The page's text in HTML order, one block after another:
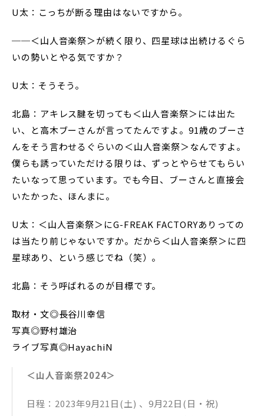
U太：こっちが断る理由はないですから。
──＜山人音楽祭＞が続く限り、四星球は出続けるぐら
いの勢いとやる気ですか？
U太：そうそう。
北島：アキレス腱を切っても＜山人音楽祭＞には出た
い、と高木ブーさんが言ってたんですよ。91歳のブーさ
んをそう言わせるぐらいの＜山人音楽祭＞なんですよ。
僕らも誘っていただける限りは、ずっとやらせてもらい
たいなって思っています。でも今日、ブーさんと直接会
いたかった、ほんまに。
U太：＜山人音楽祭＞にG-FREAK FACTORYありっての
は当たり前じゃないですか。だから＜山人音楽祭＞に四
星球あり、という感じでね（笑）。
北島：そう呼ばれるのが目標です。
取材・文◎長谷川幸信
写真◎野村雄治
ライブ写真◎HayachiN
＜山人音楽祭2024＞
日程：2023年9月21日(土) 、9月22日(日・祝)